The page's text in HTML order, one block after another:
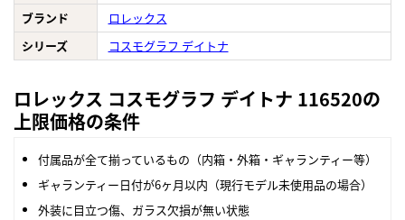
ブランド
ロレックス
シリーズ
コスモグラフ デイトナ
ロレックス コスモグラフ デイトナ 116520の
上限価格の条件
付属品が全て揃っているもの（内箱・外箱・ギャランティー等）
ギャランティー日付が6ヶ月以内（現行モデル未使用品の場合）
外装に目立つ傷、ガラス欠損が無い状態